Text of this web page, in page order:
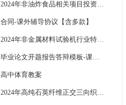
2024年非油炸食品相关项目投资分析报告
合同-课外辅导协议【含多款】
2024年非金属材料试验机行业特点分析
毕业论文开题报告答辩模板-课件PPT
高中体育教案
2024年高纯石英纤维正交三向织物行业市场突围建议及需求分析报告